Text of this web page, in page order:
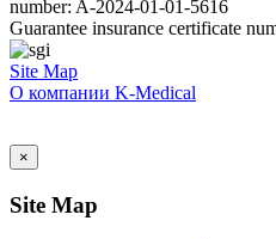
number: A-2024-01-01-5616
Guarantee insurance certificate
Site Map
О компании K-Medical
×
Site Map